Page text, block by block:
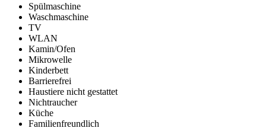
Spülmaschine
Waschmaschine
TV
WLAN
Kamin/Ofen
Mikrowelle
Kinderbett
Barrierefrei
Haustiere nicht gestattet
Nichtraucher
Küche
Familienfreundlich